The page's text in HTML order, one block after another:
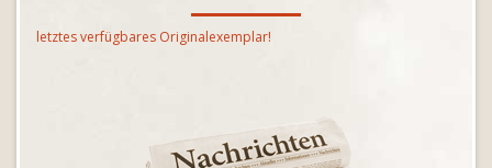
letztes verfügbares Originalexemplar!